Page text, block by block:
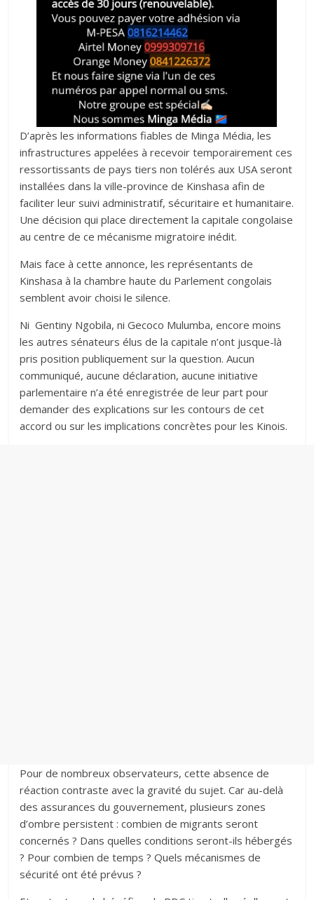
D’après les informations fiables de Minga Média, les
infrastructures appelées à recevoir temporairement ces
ressortissants de pays tiers non tolérés aux USA seront
installées dans la ville-province de Kinshasa afin de
faciliter leur suivi administratif, sécuritaire et humanitaire.
Une décision qui place directement la capitale congolaise
au centre de ce mécanisme migratoire inédit.‎‎
Mais face à cette annonce, les représentants de
Kinshasa à la chambre haute du Parlement congolais
semblent avoir choisi le silence.‎‎
Ni Gentiny Ngobila, ni Gecoco Mulumba, encore moins
les autres sénateurs élus de la capitale n’ont jusque-là
pris position publiquement sur la question. Aucun
communiqué, aucune déclaration, aucune initiative
parlementaire n’a été enregistrée de leur part pour
demander des explications sur les contours de cet
accord ou sur les implications concrètes pour les Kinois.‎‎
Pour de nombreux observateurs, cette absence de
réaction contraste avec la gravité du sujet. Car au-delà
des assurances du gouvernement, plusieurs zones
d’ombre persistent : combien de migrants seront
concernés ? Dans quelles conditions seront-ils hébergés
? Pour combien de temps ? Quels mécanismes de
sécurité ont été prévus ?